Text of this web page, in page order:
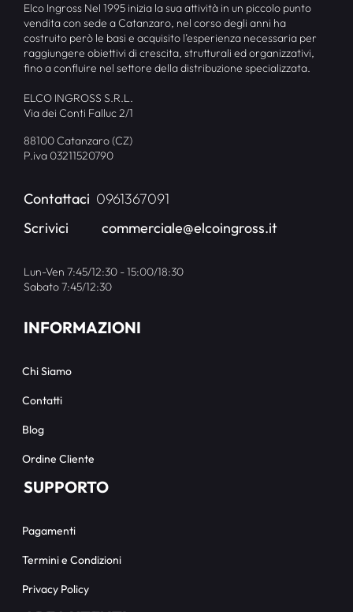
Elco Ingross Nel 1995 inizia la sua attività in un piccolo punto
vendita con sede a Catanzaro, nel corso degli anni ha
costruito però le basi e acquisito l’esperienza necessaria per
raggiungere obiettivi di crescita, strutturali ed organizzativi,
fino a confluire nel settore della distribuzione specializzata.
ELCO INGROSS S.R.L.
Via dei Conti Falluc 2/1
88100 Catanzaro (CZ)
P.iva 03211520790
Contattaci 0961367091
Scrivici
commerciale@elcoingross.it
Lun-Ven 7:45/12:30 - 15:00/18:30
Sabato 7:45/12:30
INFORMAZIONI
Chi Siamo
Contatti
Blog
Ordine Cliente
SUPPORTO
Pagamenti
Termini e Condizioni
Privacy Policy